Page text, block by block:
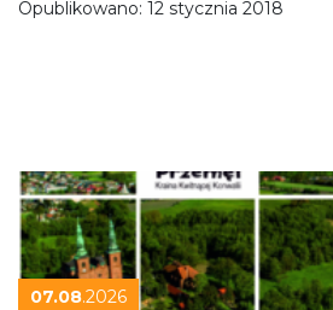
Opublikowano: 12 stycznia 2018
07.08.2026